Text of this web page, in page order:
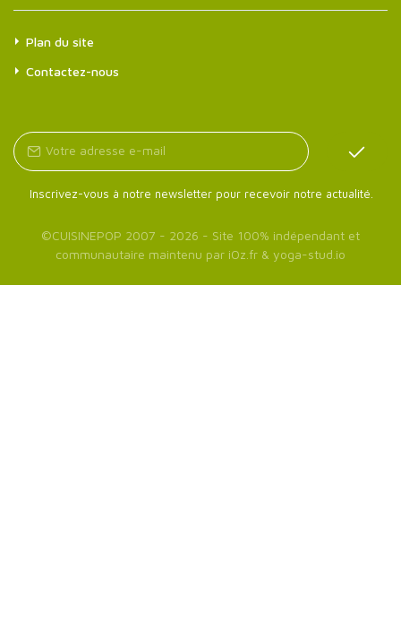
Plan du site
Contactez-nous
Inscrivez-vous à notre newsletter pour recevoir notre actualité.
©CUISINEPOP 2007 - 2026 - Site 100% indépendant et
communautaire maintenu par iOz.fr & yoga-stud.io